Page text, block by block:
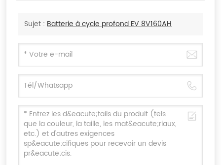
Sujet :Batterie à cycle profond EV 8V160AH